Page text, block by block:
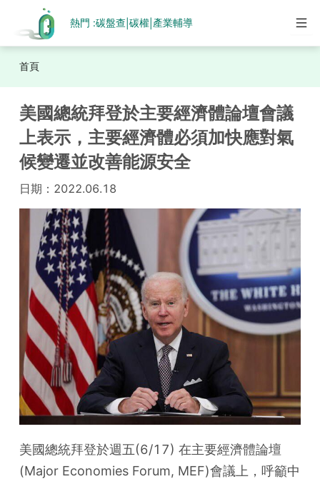
熱門 :碳盤查 碳權| 產業輔導
首頁
美國總統拜登於主要經濟體論壇會議
上表示，主要經濟體必須加快應對氣
候變遷並改善能源安全
日期： 2022.06.18
美國總統拜登於週五(6/17) 在主要經濟體論壇
(Major Economies Forum, MEF)會議上，呼籲中